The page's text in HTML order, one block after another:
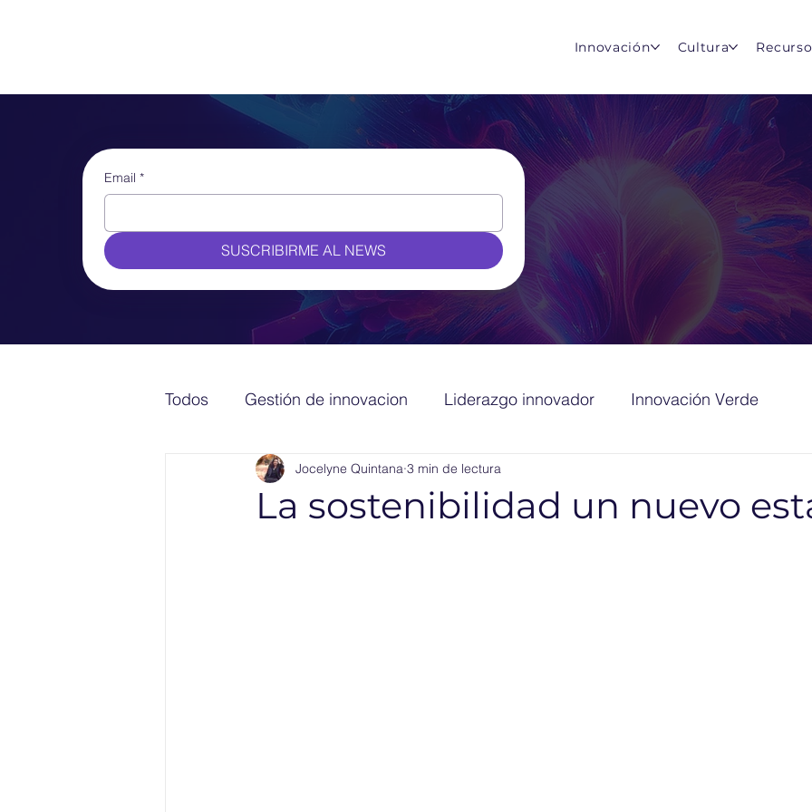
Innovación Cultura
Email *
SUSCRIBIRME AL NEWS
Todos Gestión de innovacion Liderazgo innovador Innovación Verde
La sostenibilidad un nuevo
Jocelyne Quintana 3 min de lectura